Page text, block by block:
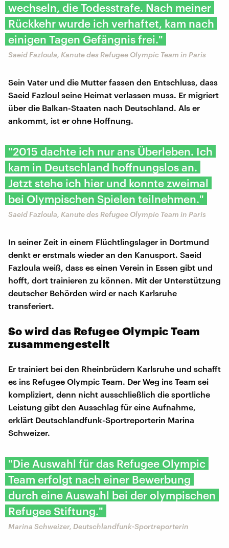
wechseln, die Todesstrafe. Nach meiner
Rückkehr wurde ich verhaftet, kam nach
einigen Tagen Gefängnis frei."
Saeid Fazloula, Kanute des Refugee Olympic Team in Paris
Sein Vater und die Mutter fassen den Entschluss, dass
Saeid Fazloul seine Heimat verlassen muss. Er migriert
über die Balkan-Staaten nach Deutschland. Als er
ankommt, ist er ohne Hoffnung.
"2015 dachte ich nur ans Überleben. Ich
kam in Deutschland hoffnungslos an.
Jetzt stehe ich hier und konnte zweimal
bei Olympischen Spielen teilnehmen."
Saeid Fazloula, Kanute des Refugee Olympic Team in Paris
In seiner Zeit in einem Flüchtlingslager in Dortmund
denkt er erstmals wieder an den Kanusport. Saeid
Fazloula weiß, dass es einen Verein in Essen gibt und
hofft, dort trainieren zu können. Mit der Unterstützung
deutscher Behörden wird er nach Karlsruhe
transferiert.
So wird das Refugee Olympic Team
zusammengestellt
Er trainiert bei den Rheinbrüdern Karlsruhe und schafft
es ins Refugee Olympic Team. Der Weg ins Team sei
kompliziert, denn nicht ausschließlich die sportliche
Leistung gibt den Ausschlag für eine Aufnahme,
erklärt Deutschlandfunk-Sportreporterin Marina
Schweizer.
"Die Auswahl für das Refugee Olympic
Team erfolgt nach einer Bewerbung
durch eine Auswahl bei der olympischen
Refugee Stiftung."
Marina Schweizer, Deutschlandfunk-Sportreporterin